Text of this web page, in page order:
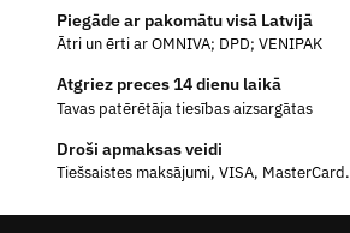
Piegāde ar pakomātu visā Latvijā
Ātri un ērti ar OMNIVA; DPD; VENIPAK
Atgriez preces 14 dienu laikā
Tavas patērētāja tiesības aizsargātas
Droši apmaksas veidi
Tiešsaistes maksājumi, VISA, MasterCard.